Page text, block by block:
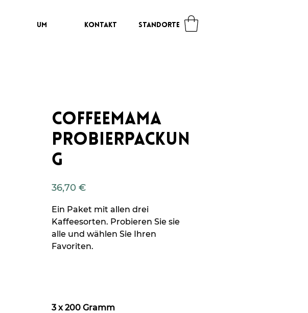
UM KONTAKT STANDORTE
Coffeemama
Probierpackun
g
36,70 €
Ein Paket mit allen drei
Kaffeesorten. Probieren Sie sie
alle und wählen Sie Ihren
Favoriten.
3 x 200 Gramm